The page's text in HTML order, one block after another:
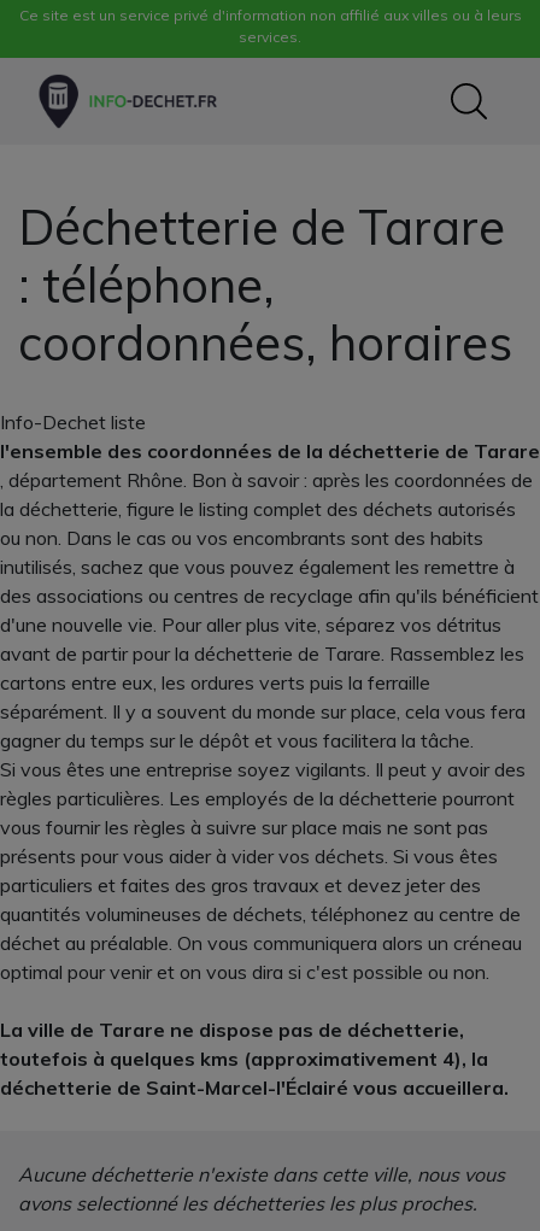
Ce site est un service privé d'information non affilié aux villes ou à leurs
services.
Déchetterie de Tarare
: téléphone,
coordonnées, horaires
Info-Dechet liste
l'ensemble des coordonnées de la déchetterie de Tarare
, département Rhône. Bon à savoir : après les coordonnées de
la déchetterie, figure le listing complet des déchets autorisés
ou non. Dans le cas ou vos encombrants sont des habits
inutilisés, sachez que vous pouvez également les remettre à
des associations ou centres de recyclage afin qu'ils bénéficient
d'une nouvelle vie. Pour aller plus vite, séparez vos détritus
avant de partir pour la déchetterie de Tarare. Rassemblez les
cartons entre eux, les ordures verts puis la ferraille
séparément. Il y a souvent du monde sur place, cela vous fera
gagner du temps sur le dépôt et vous facilitera la tâche.
Si vous êtes une entreprise soyez vigilants. Il peut y avoir des
règles particulières. Les employés de la déchetterie pourront
vous fournir les règles à suivre sur place mais ne sont pas
présents pour vous aider à vider vos déchets. Si vous êtes
particuliers et faites des gros travaux et devez jeter des
quantités volumineuses de déchets, téléphonez au centre de
déchet au préalable. On vous communiquera alors un créneau
optimal pour venir et on vous dira si c'est possible ou non.
La ville de Tarare ne dispose pas de déchetterie,
toutefois à quelques kms (approximativement 4), la
déchetterie de Saint-Marcel-l'Éclairé vous accueillera.
Aucune déchetterie n'existe dans cette ville, nous vous
avons selectionné les déchetteries les plus proches.